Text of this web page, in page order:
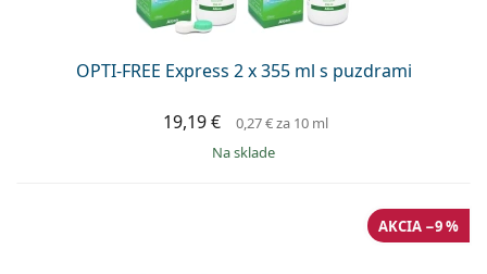
OPTI-FREE Express 2 x 355 ml s puzdrami
19,19 € 0,27 €za 10 ml
na sklade
AKCIA −9 %